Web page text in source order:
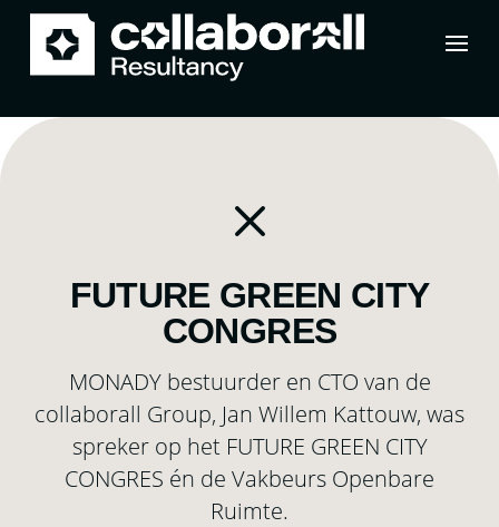
M
FUTURE GREEN CITY
CONGRES
MONADY bestuurder en CTO van de
collaborall Group, Jan Willem Kattouw, was
spreker op het FUTURE GREEN CITY
CONGRES én de Vakbeurs Openbare
Ruimte.